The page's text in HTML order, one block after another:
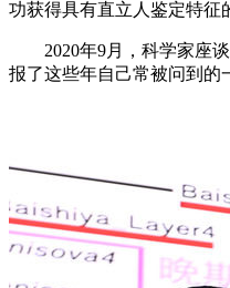
功获得具有直立人鉴定特征
2020年9月，科学家座
报了这些年自己常被问到的